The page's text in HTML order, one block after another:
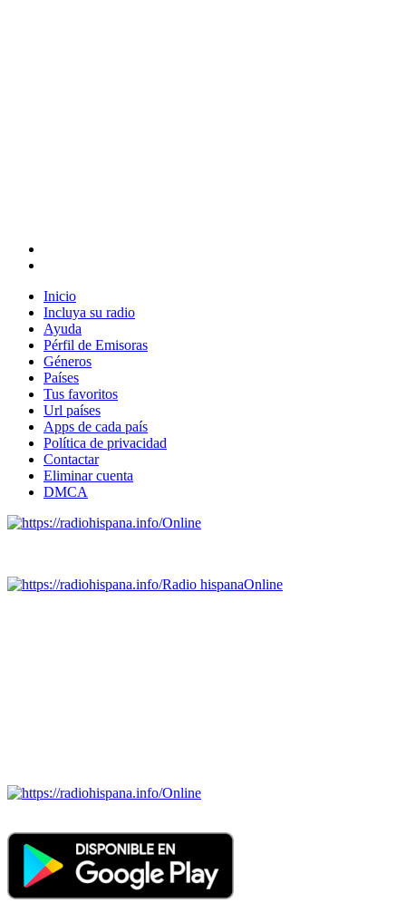
Inicio
Incluya su radio
Ayuda
Pérfil de Emisoras
Géneros
Países
Tus favoritos
Url países
Apps de cada país
Política de privacidad
Contactar
Eliminar cuenta
DMCA
Online
Radio hispanaOnline
Online